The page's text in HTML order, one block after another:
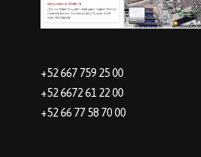
+52 667 759 25 00
+52 6672 61 22 00
+52 66 77 58 70 00